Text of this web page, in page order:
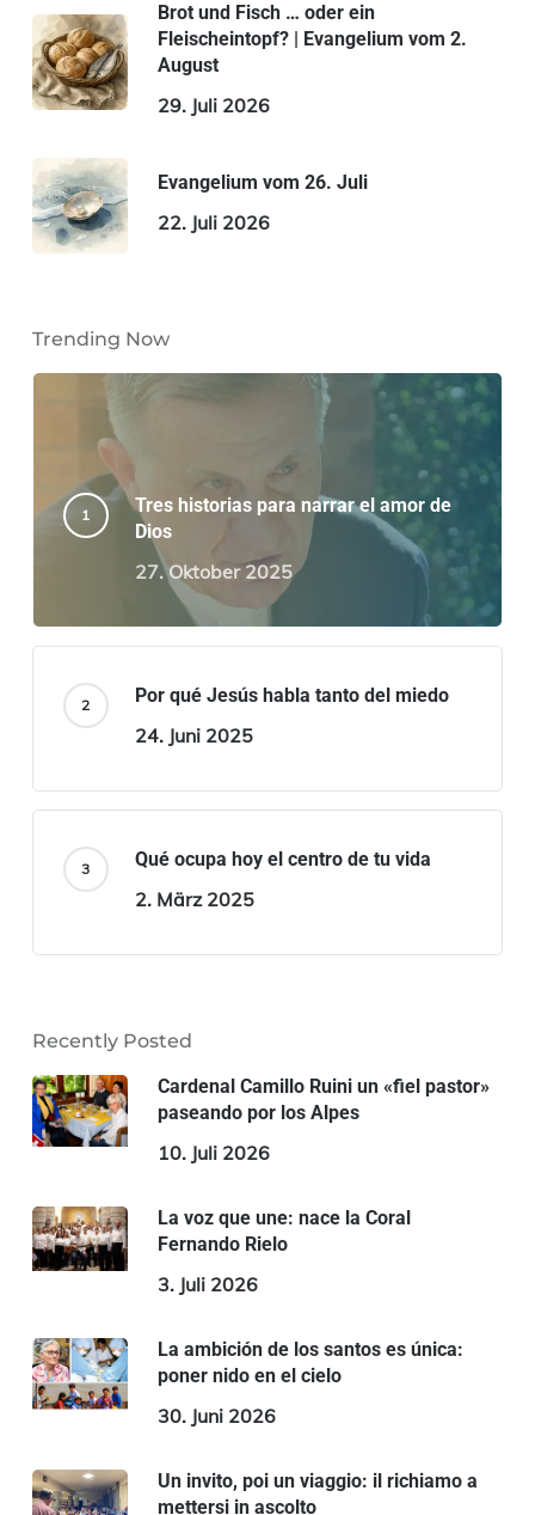
Brot und Fisch … oder ein
Fleischeintopf? | Evangelium vom 2.
August
29. Juli 2026
Evangelium vom 26. Juli
22. Juli 2026
Trending Now
Tres historias para narrar el amor de
Dios
27. Oktober 2025
Por qué Jesús habla tanto del miedo
24. Juni 2025
Qué ocupa hoy el centro de tu vida
2. März 2025
Recently Posted
Cardenal Camillo Ruini un «fiel pastor»
paseando por los Alpes
10. Juli 2026
La voz que une: nace la Coral
Fernando Rielo
3. Juli 2026
La ambición de los santos es única:
poner nido en el cielo
30. Juni 2026
Un invito, poi un viaggio: il richiamo a
mettersi in ascolto